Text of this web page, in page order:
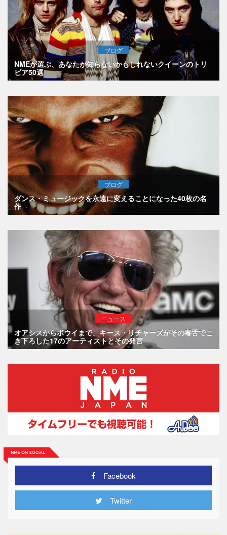
ブログ
NMEが選ぶ、あなたが知らないかもしれないクイーンのトリ
ビア50選
ブログ
ダンス・ミュージックを永遠に変えることになった40枚の名
作
ニュース
オアシスからボウイまで、キース・リチャーズがその毒舌でこ
き下ろした17のアーティストとその発言
Facebook
Twitter